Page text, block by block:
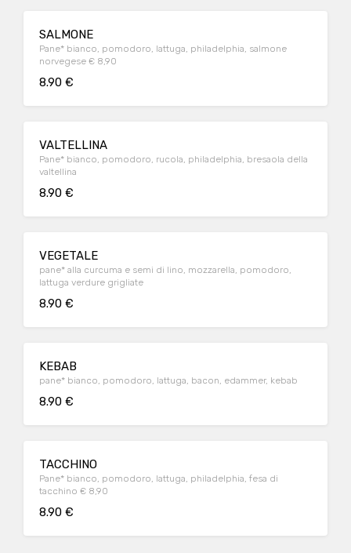
SALMONE
Pane* bianco, pomodoro, lattuga, philadelphia, salmone
norvegese € 8,90
8.90 €
VALTELLINA
Pane* bianco, pomodoro, rucola, philadelphia, bresaola della
valtellina
8.90 €
VEGETALE
pane* alla curcuma e semi di lino, mozzarella, pomodoro,
lattuga verdure grigliate
8.90 €
KEBAB
pane* bianco, pomodoro, lattuga, bacon, edammer, kebab
8.90 €
TACCHINO
Pane* bianco, pomodoro, lattuga, philadelphia, fesa di
tacchino € 8,90
8.90 €